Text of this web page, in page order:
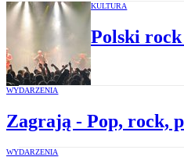
KULTURA
Polski
WYDARZENIA
Zagrają - Pop, rock,
WYDARZENIA